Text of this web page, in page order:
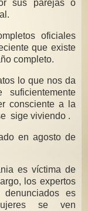
sus parejas o
oficiales
que existe
completo.
lo que nos da
consciente a la
sige viviendo .
en agosto de
es víctima de
los expertos
es
se ven